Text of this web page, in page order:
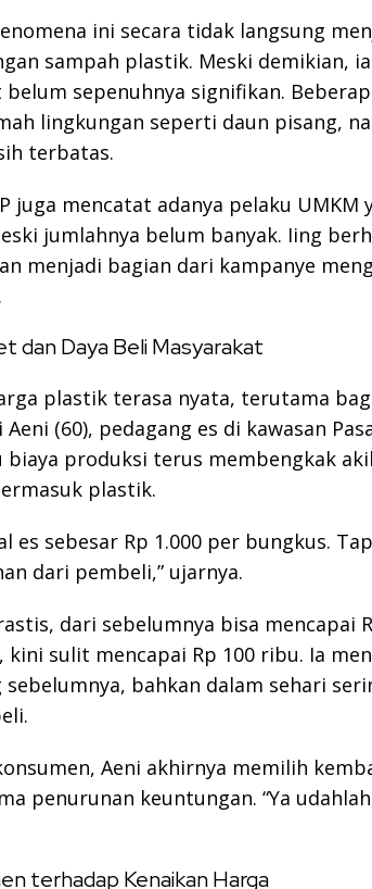
ini secara tidak langsung
sampah plastik. Meski demikian,
sepenuhnya signifikan.
lingkungan seperti daun pisang,
terbatas.
juga mencatat adanya pelaku
jumlahnya belum banyak. Iing
menjadi bagian dari kampanye
dan Daya Beli Masyarakat
plastik terasa nyata, terutama
(60), pedagang es di kawasan
biaya produksi terus membengkak
plastik.
es sebesar Rp 1.000 per bungkus.
dari pembeli,” ujarnya.
dari sebelumnya bisa mencapai
kini sulit mencapai Rp 100 ribu. Ia
bahkan dalam sehari
Aeni akhirnya memilih
penurunan keuntungan. “Ya
terhadap Kenaikan Harga